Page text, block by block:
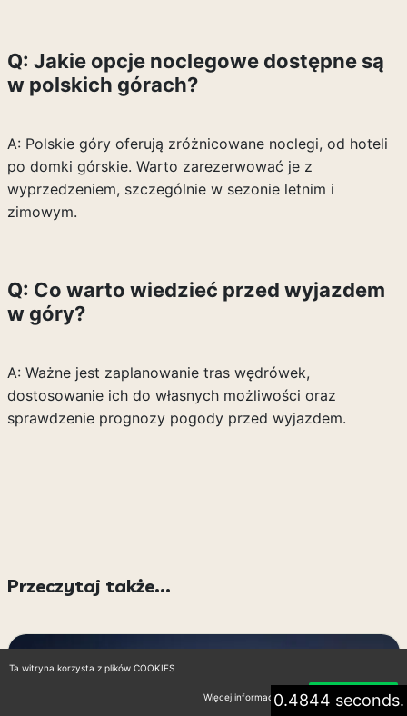
Q: Jakie opcje noclegowe dostępne są
w polskich górach?
A: Polskie góry oferują zróżnicowane noclegi, od hoteli
po domki górskie. Warto zarezerwować je z
wyprzedzeniem, szczególnie w sezonie letnim i
zimowym.
Q: Co warto wiedzieć przed wyjazdem
w góry?
A: Ważne jest zaplanowanie tras wędrówek,
dostosowanie ich do własnych możliwości oraz
sprawdzenie prognozy pogody przed wyjazdem.
Przeczytaj także...
0.4844 seconds.
Ta witryna korzysta z plików COOKIES
Więcej informacji Akceptuję